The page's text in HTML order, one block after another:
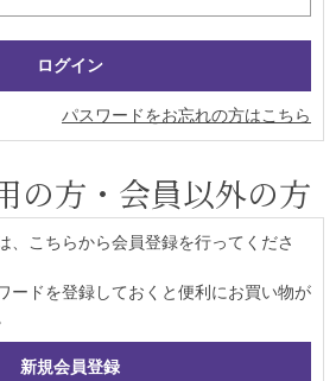
パスワードをお忘れの方はこちら
の方・会員以外の方
、こちらから会員登録を行ってくださ
ードを登録しておくと便利にお買い物が